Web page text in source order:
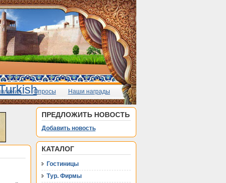
Опросы Наши награды
ПРЕДЛОЖИТЬ НОВОСТЬ
Добавить новость
КАТАЛОГ
Гостиницы
Тур. Фирмы